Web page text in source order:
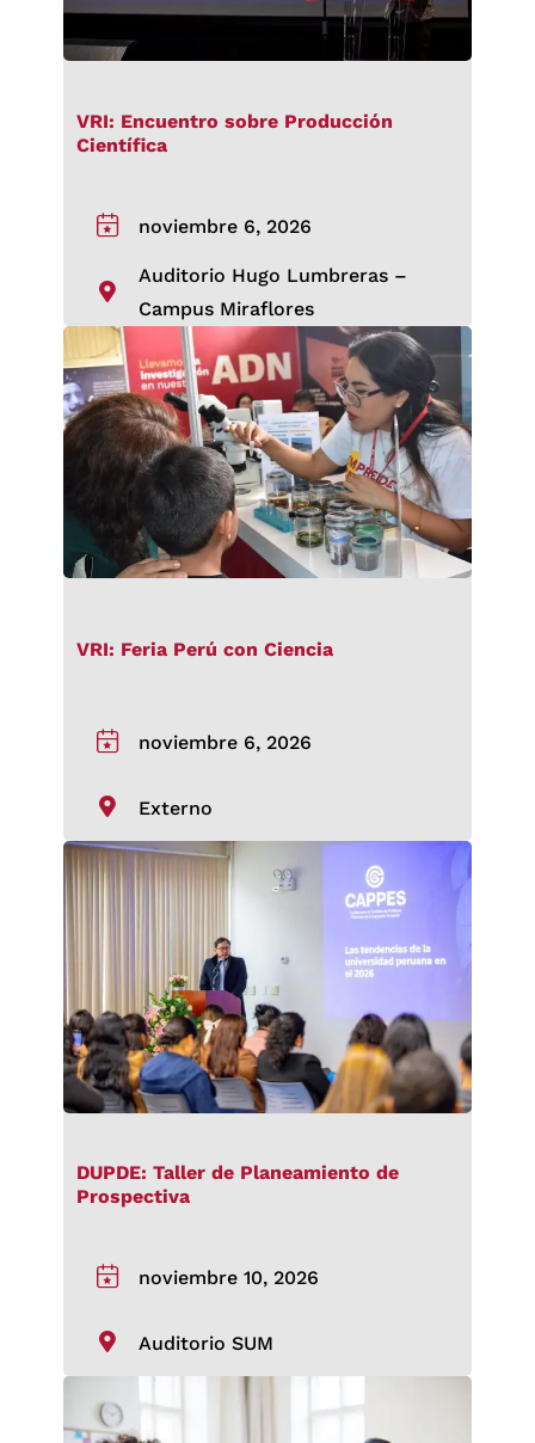
VRI: Encuentro sobre Producción
Científica
noviembre 6, 2026
Auditorio Hugo Lumbreras –
Campus Miraflores
VRI: Feria Perú con Ciencia
noviembre 6, 2026
Externo
DUPDE: Taller de Planeamiento de
Prospectiva
noviembre 10, 2026
Auditorio SUM